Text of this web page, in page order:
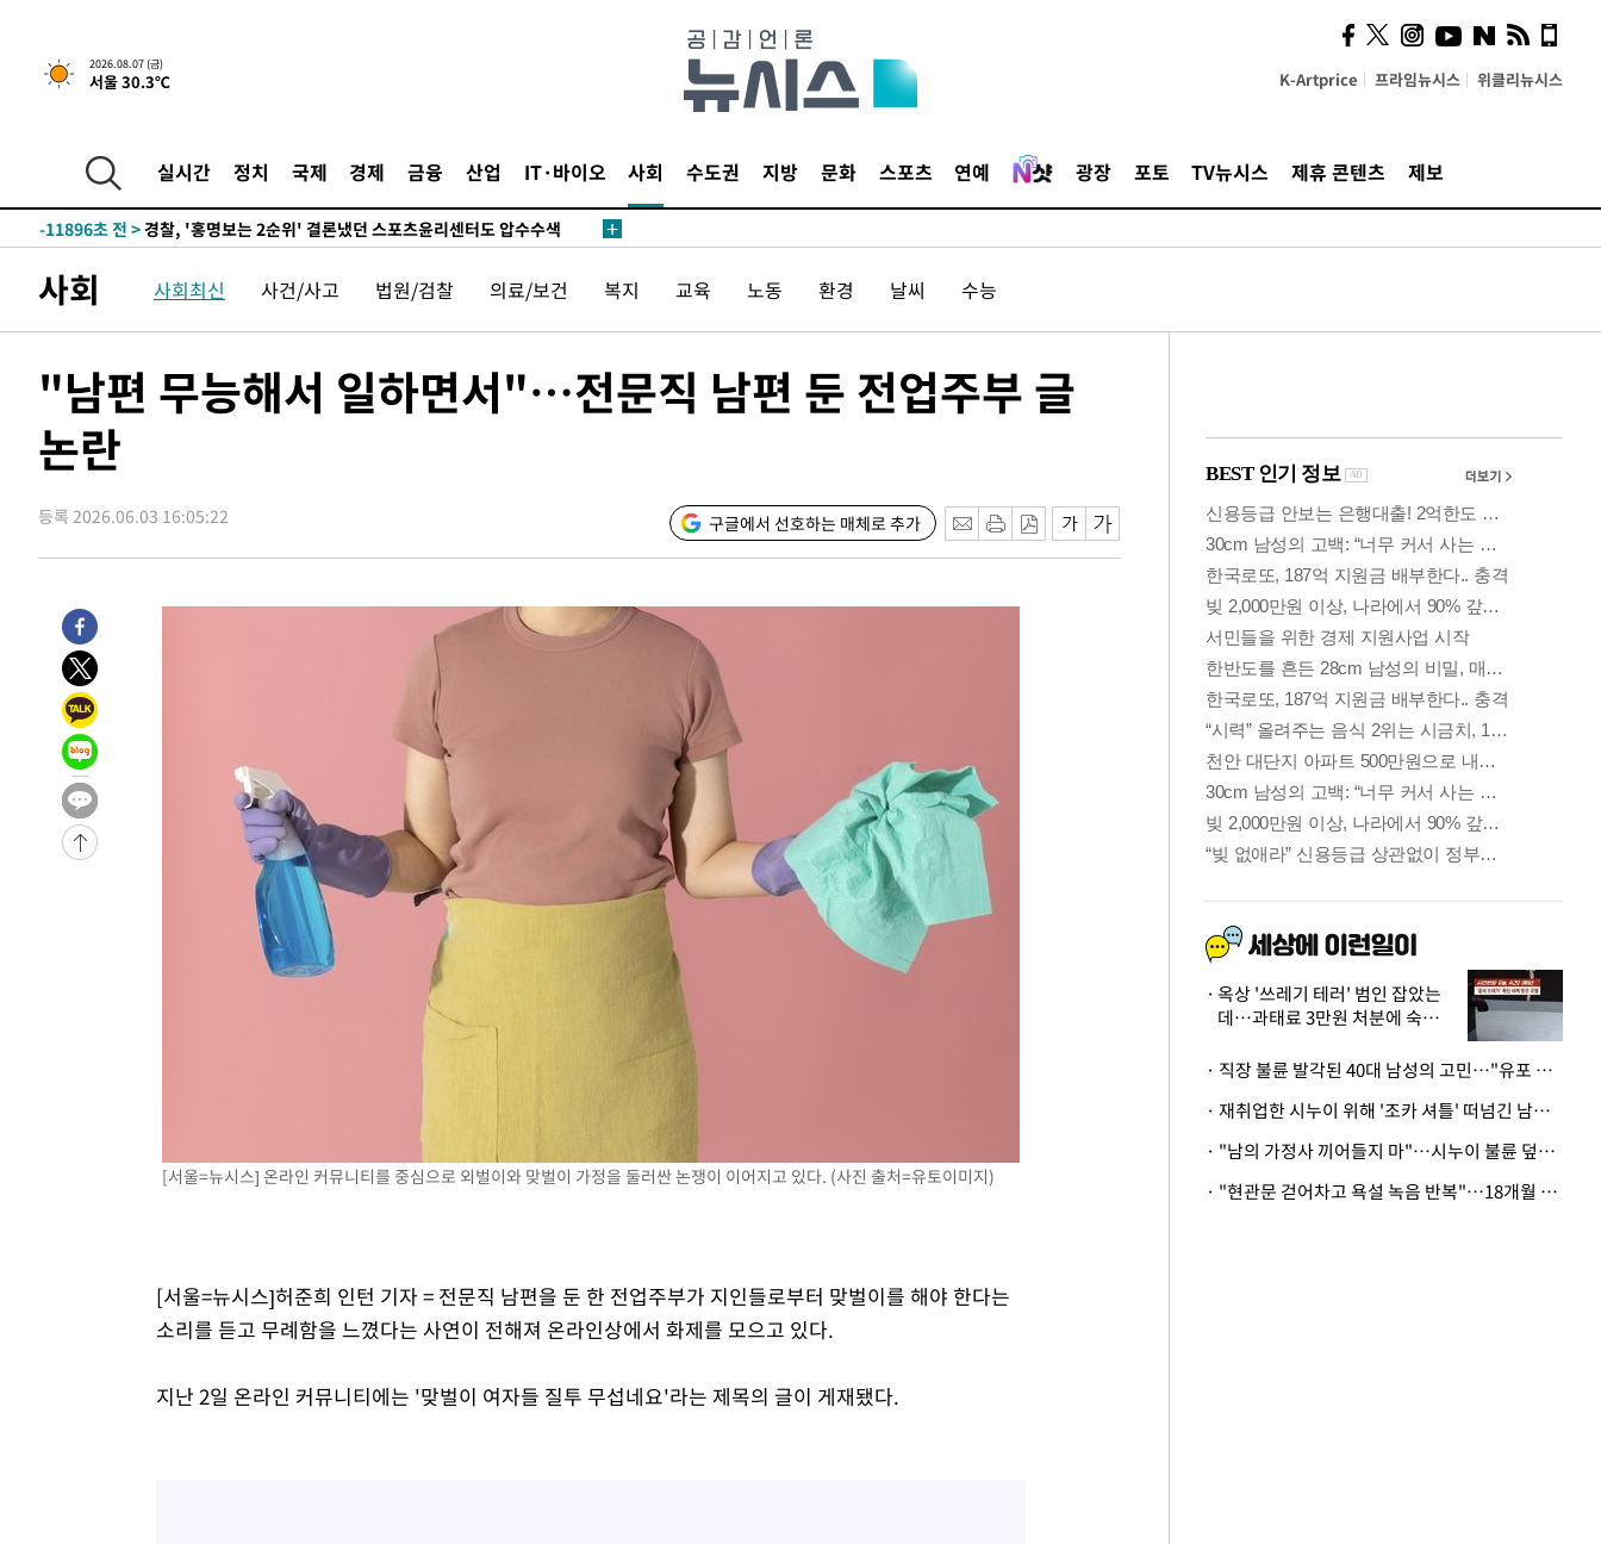
2026.08.07 (금)
서울 30.3℃ K-Artprice 프라임뉴시스 위클리뉴시스
실시간 정치 국제 경제 금융 산업 IT·바이오 사회 수도권 지방 문화 스포츠 연예 광장 포토 TV뉴시스 제휴 콘텐츠 제보
6시간 전 >내일까지 39도 '펄펄'…기상청 "태풍 지나며 폭염 잠시 꺾인다"
-14418초 전 >
[속보] 뉴욕증시, 혼조 출발…나스닥 0.3%↓, 다우 0.14%↑
-13211초 전 >
-11896초 전 >경찰, '홍명보는 2순위' 결론냈던 스포츠윤리센터도 압수수색
46분 전 >
日방위성, 北이 동해로 쏜 발사체는 탄도미사일 가능성
1시간 전 >[속보] SKT, 에이닷 서비스 장애 발생…"원인 파악 중"
1시간 전 >'낮 최고 39도' 불볕더위…한밤 열대야도 계속[내일날씨]
1시간 전 >[속보]7~9일 프로야구 3연전도 폭염 취소…11일 재개
1시간 전 >"韓 외환시장 개입 관측 배경엔 美의 대한국 무역적자 있어"
1시간 전 >서울 낮 37.9도, 올여름 최고치 경신…영등포 순간 '40도'
1시간 전 >[속보]종합특검, 대검 추가 압수수색…내란 중요임무종사 혐의
2시간 전 >
[속보]코스피, 301.88포인트(4.58%) 내린 6296.38 마감
2시간 전 >
[속보]원·달러 환율, 0.7원 내린 1423.8원 마감
3시간 전 >
"여기 떨어졌다"…다누리, 스페이스X 로켓 달 충돌 흔적 포착
4시간 전 >
손흥민, 5경기 연속골 실패…LAFC는 승부차기 끝 과달라하라 격파
6시간 전 >
내일까지 39도 '펄펄'…기상청 "태풍 지나며 폭염 잠시 꺾인다"
-14982초 전 >
'월드컵 탈락 후폭풍' 축구협회…11시간 걸린 초유의 압수수색(종
-14418초 전 >
[속보] 뉴욕증시, 혼조 출발…나스닥 0.3%↓, 다우 0.14%↑
-13211초 전 >
축구협회, 15년 전 심판 성 접대 파문에 "현재는 내부 지침 준수"
경찰, '홍명보는 2순위' 결론냈던 스포츠윤리센터도 압수수색
[속보]합참 "北 발사체는 단거리탄도미사일…감시·경계태세 강화"
日방위성, 北이 동해로 쏜 발사체는 탄도미사일 가능성
[속보] SKT, 에이닷 서비스 장애 발생…"원인 파악 중"
'낮 최고 39도' 불볕더위…한밤 열대야도 계속[내일날씨]
"韓 외환시장 개입 관측 배경엔 美의 대한국 무역적자 있어"
'월드컵 탈락 후폭풍' 축구협회…초유의 압수수색에 '충격·당황'
[속보]코스피, 301.88포인트(4.58%) 내린 6296.38 마감
[속보]원·달러 환율, 0.7원 내린 1423.8원 마감
손흥민, 5경기 연속골 실패…LAFC는 승부차기 끝 과달라하라 격파
사회 사회최신 사건/사고 법원/검찰 의료/보건 복지 교육 노동 환경 날씨 수능
"남편 무능해서 일하면서"…전문직 남편 둔 전업주부 글
논란
등록 2026.06.03 16:05:22 구글에서 선호하는 매체로 추가
[서울=뉴시스] 온라인 커뮤니티를 중심으로 외벌이와 맞벌이 가정을 둘러싼 논쟁이 이어지고 있다. (사진 출처=유토이미지)
[서울=뉴시스]허준희 인턴 기자 = 전문직 남편을 둔 한 전업주부가 지인들로부터 맞벌이를 해야 한다는
소리를 듣고 무례함을 느꼈다는 사연이 전해져 온라인상에서 화제를 모으고 있다.
지난 2일 온라인 커뮤니티에는 '맞벌이 여자들 질투 무섭네요'라는 제목의 글이 게재됐다.
의견, 국토부·LH에 충실히
전달할 것"
옥상 '쓰레기 테러' 범인 잡았는
데…과태료 3만원 처분에 숙박업
· 직장 불륜 발각된 40대 남성의 고민…"유포 동료 명예훼손·협박죄 고소 가능할까"
· 재취업한 시누이 위해 '조카 셔틀' 떠넘긴 남편…아내 "난 못한다"
· "남의 가정사 끼어들지 마"…시누이 불륜 덮으려는 남편에 억울한 아내
· "현관문 걷어차고 욕설 녹음 반복"…18개월 아기 키우는 집 뒤흔든 '앞집의 비극'